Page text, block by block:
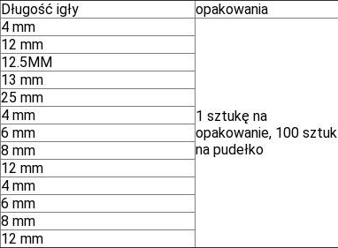
Długość igły opakowania
4 mm
1 sztukę na
opakowanie, 100 sztuk
na pudełko
12 mm
12.5MM
13 mm
25 mm
4 mm
6 mm
8 mm
12 mm
4 mm
6 mm
8 mm
12 mm